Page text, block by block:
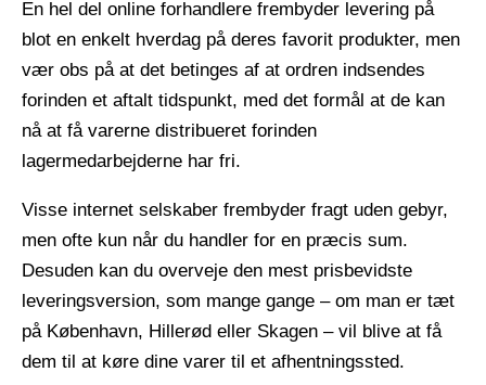
En hel del online forhandlere frembyder levering på
blot en enkelt hverdag på deres favorit produkter, men
vær obs på at det betinges af at ordren indsendes
forinden et aftalt tidspunkt, med det formål at de kan
nå at få varerne distribueret forinden
lagermedarbejderne har fri.
Visse internet selskaber frembyder fragt uden gebyr,
men ofte kun når du handler for en præcis sum.
Desuden kan du overveje den mest prisbevidste
leveringsversion, som mange gange – om man er tæt
på København, Hillerød eller Skagen – vil blive at få
dem til at køre dine varer til et afhentningssted.